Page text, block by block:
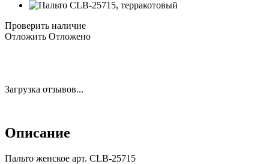
Проверить наличие
Отложить Отложено
Загрузка отзывов...
Описание
Пальто женское арт. CLB-25715